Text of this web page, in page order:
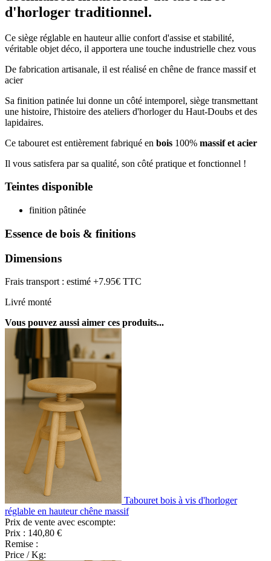
d'horloger traditionnel.
Ce siège réglable en hauteur allie confort d'assise et stabilité,
véritable objet déco, il apportera une touche industrielle chez vous
De fabrication artisanale, il est réalisé en chêne de france massif et
acier
Sa finition patinée lui donne un côté intemporel, siège transmettant
une histoire, l'histoire des ateliers d'horloger du Haut-Doubs et des
lapidaires.
Ce tabouret est entièrement fabriqué en bois 100% massif et acier
Il vous satisfera par sa qualité, son côté pratique et fonctionnel !
Teintes disponible
finition pâtinée
Essence de bois & finitions
Dimensions
Frais transport : estimé +7.95€ TTC
Livré monté
Vous pouvez aussi aimer ces produits...
Tabouret bois à vis d'horloger
réglable en hauteur chêne massif
Prix de vente avec escompte:
Prix : 140,80 €
Remise :
Price / Kg: